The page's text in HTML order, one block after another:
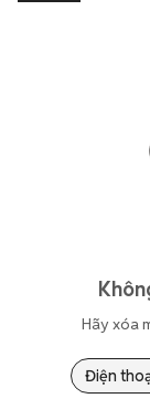
Hãy xóa
Điện